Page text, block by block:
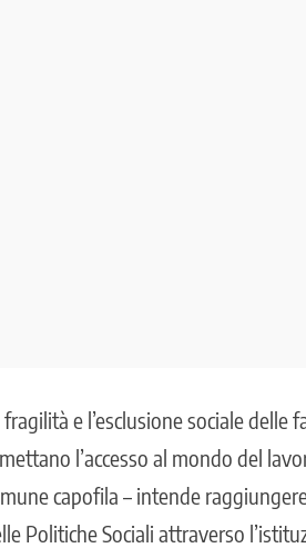
e l’esclusione sociale delle
l’accesso al mondo del
capofila– intende
Politiche Sociali attraverso